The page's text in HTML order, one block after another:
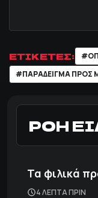
ΕΤΙΚΕΤΕΣ:
#ΠΑΡΑΔΕΙΓΜΑ ΠΡΟΣ
ΡΟΗ
Τα φιλικά
4 ΛΕΠΤΑ ΠΡΙΝ